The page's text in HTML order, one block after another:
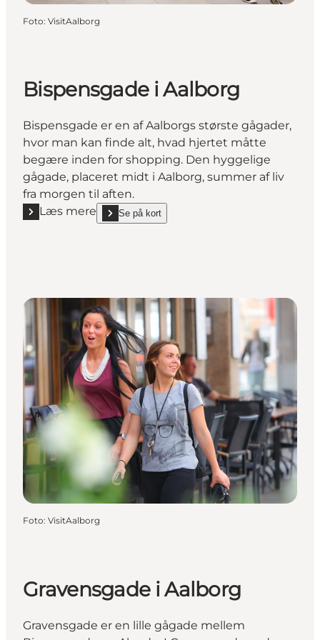
Foto: VisitAalborg
Bispensgade i Aalborg
Bispensgade er en af Aalborgs største gågader,
hvor man kan finde alt, hvad hjertet måtte
begære inden for shopping. Den hyggelige
gågade, placeret midt i Aalborg, summer af liv
fra morgen til aften.
Læs mere
Læs mere "Bispensgade i Aalborg"
Se på kort
show Bispensgade i Aalborg on_map
Foto: VisitAalborg
Gravensgade i Aalborg
Gravensgade er en lille gågade mellem